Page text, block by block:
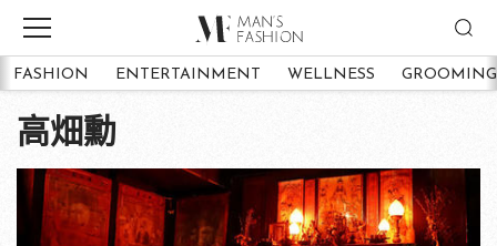
FASHION ENTERTAINMENT WELLNESS GROOMING
高畑勳